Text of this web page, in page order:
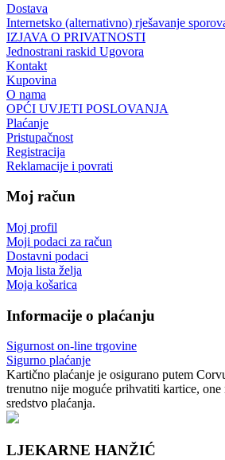
Dostava
Internetsko (alternativno) rješavanje
IZJAVA O PRIVATNOSTI
Jednostrani raskid Ugovora
Kontakt
Kupovina
O nama
OPĆI UVJETI POSLOVANJA
Plaćanje
Pristupačnost
Registracija
Reklamacije i povrati
Moj račun
Moj profil
Moji podaci za račun
Dostavni podaci
Moja lista želja
Moja košarica
Informacije o plaćanju
Sigurnost on-line trgovine
Sigurno plaćanje
Kartično plaćanje je osigurano putem
trenutno nije moguće prihvatiti kartice, one
sredstvo plaćanja.
LJEKARNE HANŽIĆ